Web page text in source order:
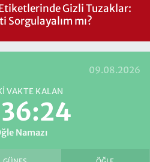
Gizli Tuzaklar:
Sorgulayalım mı?
09.08.2026
VAKTE KALAN
Namazı